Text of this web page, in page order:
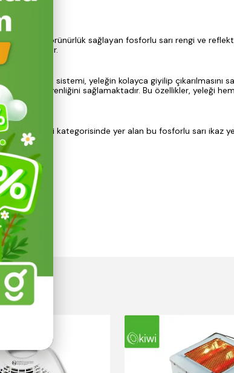
yüksek görünürlük sağlayan fosforlu sarı rengi ve
kapama sistemi, yeleğin kolayca giyilip çıkarılmasını
güvenliğini sağlamaktadır. Bu özellikler, yeleği
ürünleri kategorisinde yer alan bu fosforlu sarı ikaz